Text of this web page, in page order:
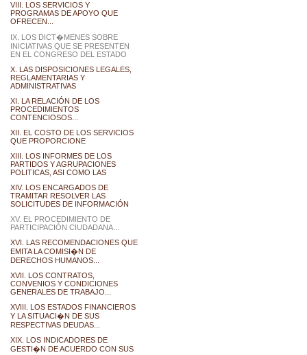
VIII. LOS SERVICIOS Y
PROGRAMAS DE APOYO QUE
OFRECEN...
IX. LOS DICT�MENES SOBRE
INICIATIVAS QUE SE PRESENTEN
EN EL CONGRESO DEL ESTADO
X. LAS DISPOSICIONES LEGALES,
REGLAMENTARIAS Y
ADMINISTRATIVAS
XI. LA RELACIÓN DE LOS
PROCEDIMIENTOS
CONTENCIOSOS...
XII. EL COSTO DE LOS SERVICIOS
QUE PROPORCIONE
XIII. LOS INFORMES DE LOS
PARTIDOS Y AGRUPACIONES
POLITICAS, ASI COMO LAS
XIV. LOS ENCARGADOS DE
TRAMITAR RESOLVER LAS
SOLICITUDES DE INFORMACIÓN
XV. EL PROCEDIMIENTO DE
PARTICIPACIÓN CIUDADANA...
XVI. LAS RECOMENDACIONES QUE
EMITA LA COMISI�N DE
DERECHOS HUMANOS...
XVII. LOS CONTRATOS,
CONVENIOS Y CONDICIONES
GENERALES DE TRABAJO...
XVIII. LOS ESTADOS FINANCIEROS
Y LA SITUACI�N DE SUS
RESPECTIVAS DEUDAS...
XIX. LOS INDICADORES DE
GESTI�N DE ACUERDO CON SUS